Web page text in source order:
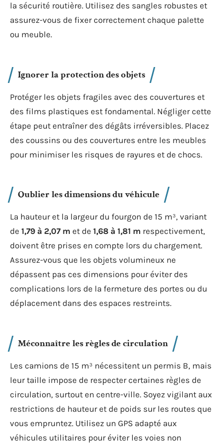
la sécurité routière. Utilisez des sangles robustes et
assurez-vous de fixer correctement chaque palette
ou meuble.
Ignorer la protection des objets
Protéger les objets fragiles avec des couvertures et
des films plastiques est fondamental. Négliger cette
étape peut entraîner des dégâts irréversibles. Placez
des coussins ou des couvertures entre les meubles
pour minimiser les risques de rayures et de chocs.
Oublier les dimensions du véhicule
La hauteur et la largeur du fourgon de 15 m³, variant
de 1,79 à 2,07 m et de 1,68 à 1,81 m respectivement,
doivent être prises en compte lors du chargement.
Assurez-vous que les objets volumineux ne
dépassent pas ces dimensions pour éviter des
complications lors de la fermeture des portes ou du
déplacement dans des espaces restreints.
Méconnaître les règles de circulation
Les camions de 15 m³ nécessitent un permis B, mais
leur taille impose de respecter certaines règles de
circulation, surtout en centre-ville. Soyez vigilant aux
restrictions de hauteur et de poids sur les routes que
vous empruntez. Utilisez un GPS adapté aux
véhicules utilitaires pour éviter les voies non